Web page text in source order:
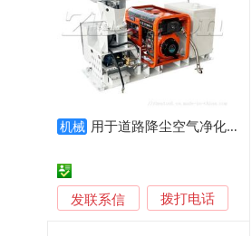
机械 用于道路降尘空气净化的20米自走履带式雾炮机喷雾器
发联系信 拨打电话